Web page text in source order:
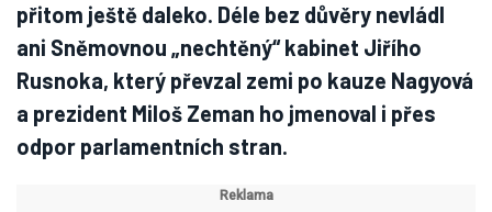
přitom ještě daleko. Déle bez důvěry nevládl
ani Sněmovnou „nechtěný“ kabinet Jiřího
Rusnoka, který převzal zemi po kauze Nagyová
a prezident Miloš Zeman ho jmenoval i přes
odpor parlamentních stran.